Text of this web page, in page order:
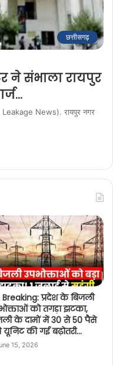
छत्तीसगढ़
ने संभाला रायपुर
Leakage News). रायपुर नगर
प्रदेश के बिजली
को तगड़ा झटका,
के दामों में 30 से 50 पैसे
यूनिट की गई बढ़ोतरी…
15, 2026